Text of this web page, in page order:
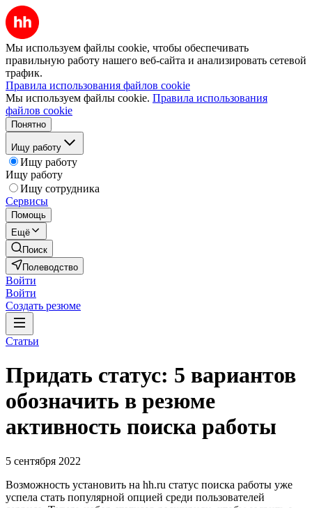
Мы используем файлы cookie, чтобы обеспечивать
правильную работу нашего веб-сайта и анализировать сетевой
трафик.
Правила использования файлов cookie
Мы используем файлы cookie. Правила использования
файлов cookie
Понятно
Ищу работу
Ищу работу
Ищу работу
Ищу сотрудника
Сервисы
Помощь
Ещё
Поиск
Полеводство
Войти
Войти
Создать резюме
Статьи
Придать статус: 5 вариантов
обозначить в резюме
активность поиска работы
5 сентября 2022
Возможность установить на hh.ru статус поиска работы уже
успела стать популярной опцией среди пользователей